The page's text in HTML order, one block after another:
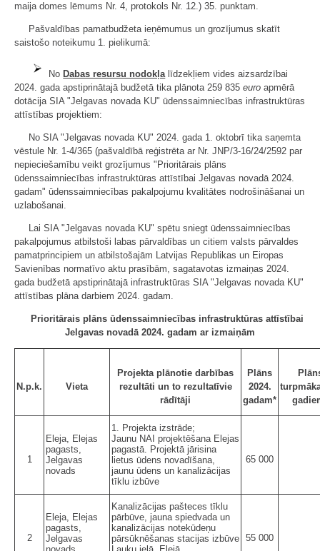
maija domes lēmums Nr. 4, protokols Nr. 12.) 35. punktam.
Pašvaldības pamatbudžeta ieņēmumus un grozījumus skatīt
saistošo noteikumu 1. pielikumā:
No Dabas resursu nodokļalīdzekļiem vides aizsardzībai
2024. gada apstiprinātajā budžetā tika plānota 259 835 euro apmērā
dotācija SIA "Jelgavas novada KU" ūdenssaimniecības infrastruktūras
attīstības projektiem:
No SIA "Jelgavas novada KU" 2024. gada 1. oktobrī tika saņemta
vēstule Nr. 1-4/365 (pašvaldībā reģistrēta ar Nr. JNP/3-16/24/2592 par
nepieciešamību veikt grozījumus "Prioritārais plāns
ūdenssaimniecības infrastruktūras attīstībai Jelgavas novadā 2024.
gadam" ūdenssaimniecības pakalpojumu kvalitātes nodrošināšanai un
uzlabošanai.
Lai SIA "Jelgavas novada KU" spētu sniegt ūdenssaimniecības
pakalpojumus atbilstoši labas pārvaldības un citiem valsts pārvaldes
pamatprincipiem un atbilstošajām Latvijas Republikas un Eiropas
Savienības normatīvo aktu prasībām, sagatavotas izmaiņas 2024.
gada budžetā apstiprinātajā infrastruktūras SIA "Jelgavas novada KU"
attīstības plāna darbiem 2024. gadam.
Prioritārais plāns ūdenssaimniecības infrastruktūras attīstībai
Jelgavas novadā 2024. gadam ar izmaiņām
N.p.k. Vieta
Projekta plānotie darbības
rezultāti un to rezultatīvie
rādītāji
Plāns
2024.
gadam*
1
Eleja, Elejas
pagasts,
Jelgavas
novads
1. Projekta izstrāde;
Jaunu NAI projektēšana Elejas
pagastā. Projektā jārisina
lietus ūdens novadīšana,
jaunu ūdens un kanalizācijas
tīklu izbūve
65 000
2
Eleja, Elejas
pagasts,
Jelgavas
Kanalizācijas pašteces tīklu
pārbūve, jauna spiedvada un
kanalizācijas notekūdeņu
pārsūknēšanas stacijas izbūve 55 000